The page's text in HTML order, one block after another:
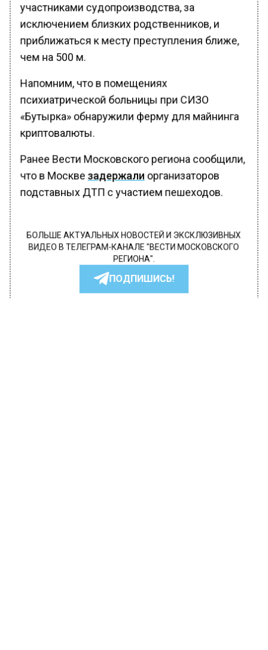
участниками судопроизводства, за
исключением близких родственников, и
приближаться к месту преступления ближе,
чем на 500 м.
Напомним, что в помещениях
психиатрической больницы при СИЗО
«Бутырка» обнаружили ферму для майнинга
криптовалюты.
Ранее Вести Московского региона сообщили,
что в Москве задержали организаторов
подставных ДТП с участием пешеходов.
БОЛЬШЕ АКТУАЛЬНЫХ НОВОСТЕЙ И ЭКСКЛЮЗИВНЫХ
ВИДЕО В ТЕЛЕГРАМ-КАНАЛЕ "ВЕСТИ МОСКОВСКОГО
РЕГИОНА".
ПОДПИШИСЬ!